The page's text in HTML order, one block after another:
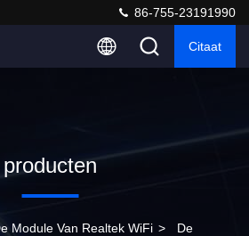
86-755-23191990
Citaat
producten
Module Van Realtek WiFi > De